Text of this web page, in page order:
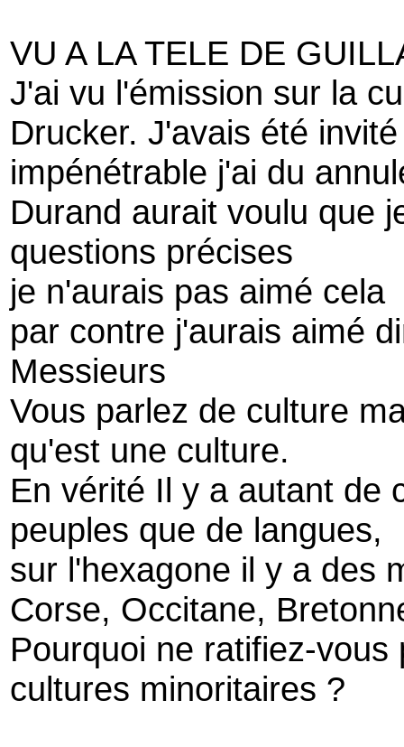
VU A LA TELE DE
J'ai vu l'émission sur la
Drucker. J'avais été
impénétrable j'ai du
Durand aurait voulu que
questions précises
je n'aurais pas aimé cela
par contre j'aurais aimé
Messieurs
Vous parlez de culture
qu'est une culture.
En vérité Il y a autant de
peuples que de langues,
sur l'hexagone il y a des
Corse, Occitane,
Pourquoi ne ratifiez-
cultures minoritaires ?